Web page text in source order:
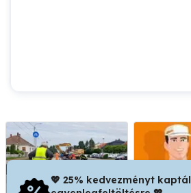
💖 25% kedvezményt kaptál